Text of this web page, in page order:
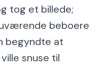
tog et billede;
beboere
begyndte at
snuse til